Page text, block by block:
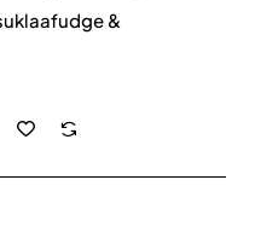
&